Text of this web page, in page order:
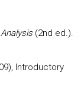
(2nd ed.).
Introductory